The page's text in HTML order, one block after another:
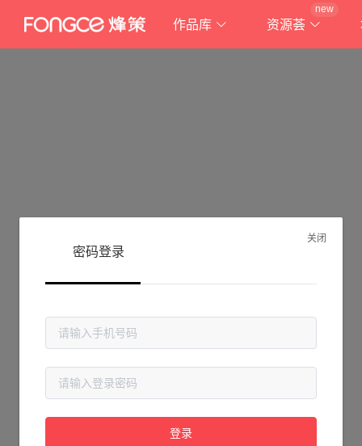
作品库 资源荟
new
抱歉!
请检查您输入的网址是否正确，或点击下面的按钮返回首页。
关闭
密码登录
登录